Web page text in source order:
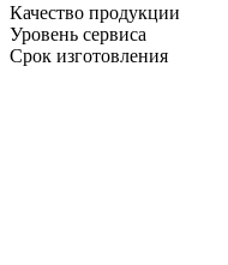
Качество продукции
Уровень сервиса
Срок изготовления